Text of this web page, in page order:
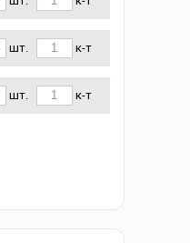
шт. к-т
шт. к-т